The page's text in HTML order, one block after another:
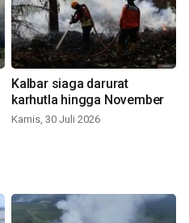
Kalbar siaga darurat
karhutla hingga November
Kamis, 30 Juli 2026